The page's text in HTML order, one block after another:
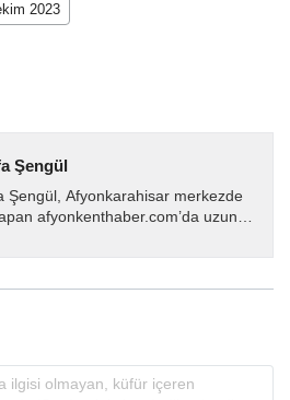
2023
Şengül
Şengül, Afyonkarahisar merkezde
afyonkenthaber.com’da uzun
haber akışı...